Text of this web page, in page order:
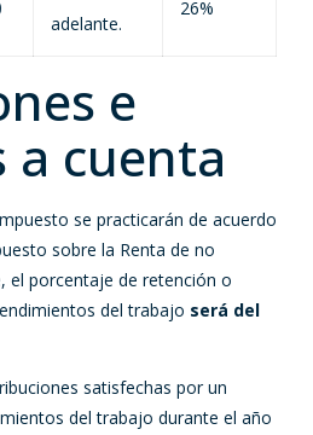
adelante.
26%
e
a cuenta
se practicarán de acuerdo
sobre la Renta de no
el porcentaje de retención o
del trabajo será del
satisfechas por un
del trabajo durante el año